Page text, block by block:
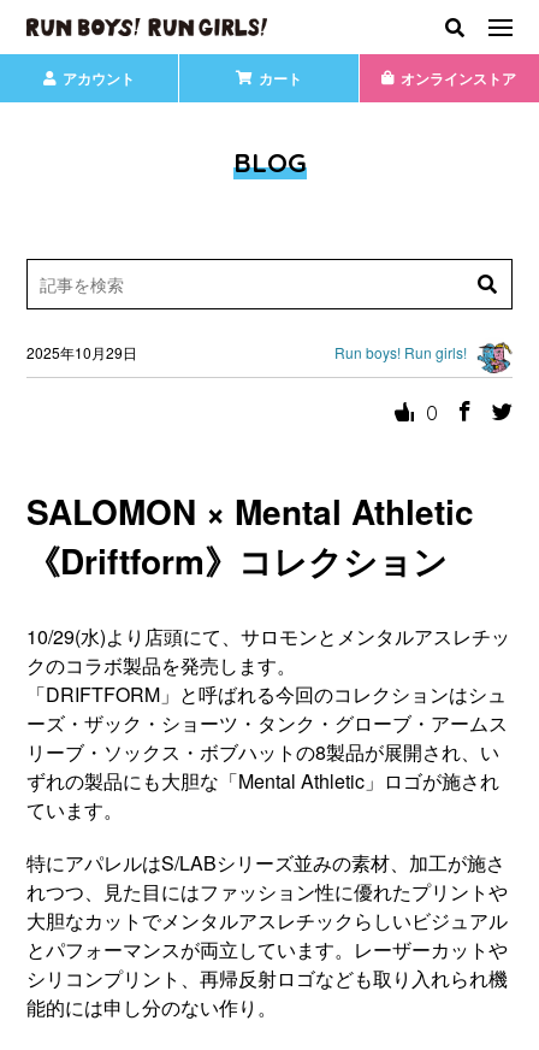
アカウント カート オンラインストア
BLOG
2025年10月29日 Run boys! Run girls!
0
SALOMON × Mental Athletic
《Driftform》コレクション
10/29(水)より店頭にて、サロモンとメンタルアスレチッ
クのコラボ製品を発売します。
「DRIFTFORM」と呼ばれる今回のコレクションはシュ
ーズ・ザック・ショーツ・タンク・グローブ・アームス
リーブ・ソックス・ボブハットの8製品が展開され、い
ずれの製品にも大胆な「Mental Athletic」ロゴが施され
ています。
特にアパレルはS/LABシリーズ並みの素材、加工が施さ
れつつ、見た目にはファッション性に優れたプリントや
大胆なカットでメンタルアスレチックらしいビジュアル
とパフォーマンスが両立しています。レーザーカットや
シリコンプリント、再帰反射ロゴなども取り入れられ機
能的には申し分のない作り。